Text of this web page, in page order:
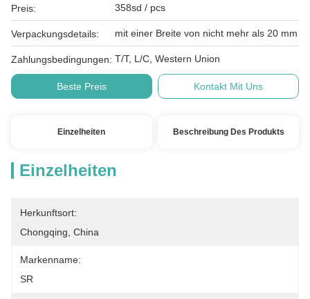
Preis: 358sd / pcs
Verpackungsdetails: mit einer Breite von nicht mehr als 20 mm
Zahlungsbedingungen: T/T, L/C, Western Union
Beste Preis Kontakt Mit Uns
Einzelheiten Beschreibung Des Produkts
Einzelheiten
Herkunftsort:
Chongqing, China
Markenname:
SR